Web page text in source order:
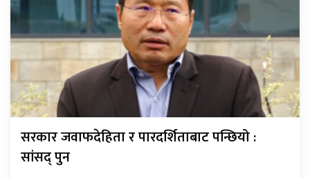
सरकार जवाफदेहिता र पारदर्शिताबाट पन्छियो :
सांसद् पुन